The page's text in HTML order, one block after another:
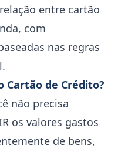
entre cartão
com
nas regras
Cartão de Crédito?
não precisa
os valores gastos
de bens,